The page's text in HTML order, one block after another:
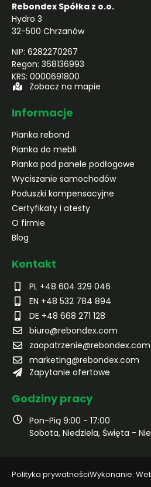
Rebondex Spółka z o.o.
Hydro 3
32-500 Chrzanów
NIP: 6282270267
Regon: 368136993
KRS: 0000691800
Zobacz na mapie
Informacje
Pianka rebond
Pianka do mebli
Pianka pod panele podłogowe
Wyciszanie samochodów
Poduszki kompensacyjne
Certyfikaty i atesty
O firmie
Blog
Kontakt
PL +48 604 329 046
EN +48 532 784 894
DE +48 668 271 128
biuro@rebondex.com
zaopatrzenie@rebondex.com
marketing@rebondex.com
Zapytanie ofertowe
Godziny pracy
Pon-Pią 9:00 - 17:00
Sobota, Niedziela, Święta -
Polityka prywatnościWykonanie: